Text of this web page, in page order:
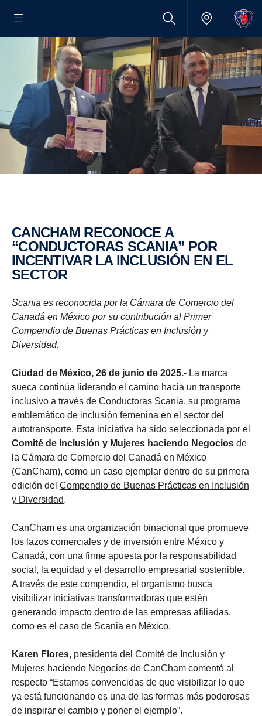
CANCHAM RECONOCE A
“CONDUCTORAS SCANIA” POR
INCENTIVAR LA INCLUSIÓN EN EL
SECTOR
Scania es reconocida por la Cámara de Comercio del
Canadá en México por su contribución al Primer
Compendio de Buenas Prácticas en Inclusión y
Diversidad.
Ciudad de México, 26 de junio de 2025.- La marca
sueca continúa liderando el camino hacia un transporte
inclusivo a través de Conductoras Scania, su programa
emblemático de inclusión femenina en el sector del
autotransporte. Esta iniciativa ha sido seleccionada por el
Comité de Inclusión y Mujeres haciendo Negocios de
la Cámara de Comercio del Canadá en México
(CanCham), como un caso ejemplar dentro de su primera
edición del Compendio de Buenas Prácticas en Inclusión
y Diversidad.
CanCham es una organización binacional que promueve
los lazos comerciales y de inversión entre México y
Canadá, con una firme apuesta por la responsabilidad
social, la equidad y el desarrollo empresarial sostenible.
A través de este compendio, el organismo busca
visibilizar iniciativas transformadoras que estén
generando impacto dentro de las empresas afiliadas,
como es el caso de Scania en México.
Karen Flores, presidenta del Comité de Inclusión y
Mujeres haciendo Negocios de CanCham comentó al
respecto “Estamos convencidas de que visibilizar lo que
ya está funcionando es una de las formas más poderosas
de inspirar el cambio y poner el ejemplo”.